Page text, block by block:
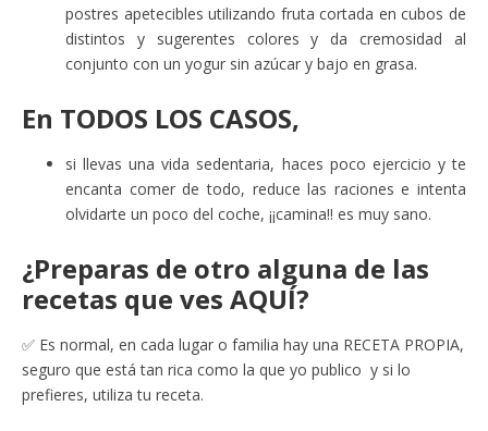
postres apetecibles utilizando fruta cortada en cubos de
distintos y sugerentes colores y da cremosidad al
conjunto con un yogur sin azúcar y bajo en grasa.
En TODOS LOS CASOS,
si llevas una vida sedentaria, haces poco ejercicio y te
encanta comer de todo, reduce las raciones e intenta
olvidarte un poco del coche, ¡¡camina!! es muy sano.
¿Preparas de otro alguna de las
recetas que ves AQUÍ?
✅ Es normal, en cada lugar o familia hay una RECETA PROPIA,
seguro que está tan rica como la que yo publico y si lo
prefieres, utiliza tu receta.